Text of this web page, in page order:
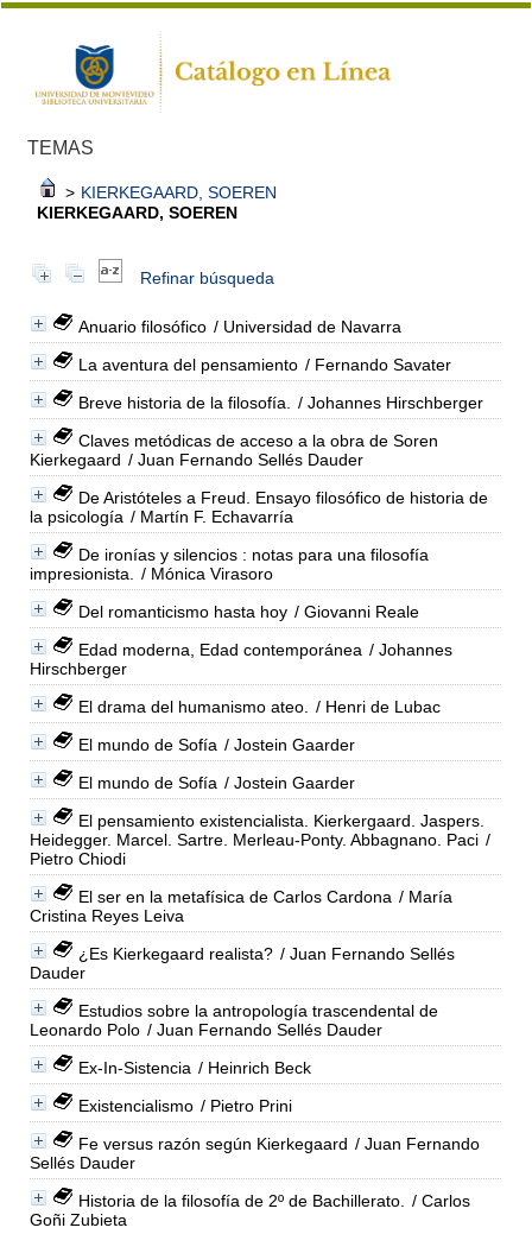
TEMAS
> KIERKEGAARD, SOEREN
KIERKEGAARD, SOEREN
Refinar búsqueda
Anuario filosófico / Universidad de Navarra
La aventura del pensamiento / Fernando Savater
Breve historia de la filosofía.
/ Johannes Hirschberger
Claves metódicas de acceso a la obra de Soren
Kierkegaard / Juan Fernando Sellés Dauder
De Aristóteles a Freud. Ensayo filosófico de historia de
la psicología / Martín F. Echavarría
De ironías y silencios : notas para una filosofía
impresionista.
/ Mónica Virasoro
Del romanticismo hasta hoy / Giovanni Reale
Edad moderna, Edad contemporánea / Johannes
Hirschberger
El drama del humanismo ateo.
/ Henri de Lubac
El mundo de Sofía / Jostein Gaarder
El mundo de Sofía / Jostein Gaarder
El pensamiento existencialista. Kierkergaard. Jaspers.
Heidegger. Marcel. Sartre. Merleau-Ponty. Abbagnano. Paci /
Pietro Chiodi
El ser en la metafísica de Carlos Cardona / María
Cristina Reyes Leiva
¿Es Kierkegaard realista? / Juan Fernando Sellés
Dauder
Estudios sobre la antropología trascendental de
Leonardo Polo / Juan Fernando Sellés Dauder
Ex-In-Sistencia / Heinrich Beck
Existencialismo / Pietro Prini
Fe versus razón según Kierkegaard / Juan Fernando
Sellés Dauder
Historia de la filosofía de 2º de Bachillerato.
/ Carlos
Goñi Zubieta